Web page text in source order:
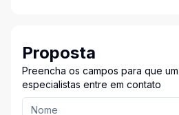
Proposta
Preencha os campos para que
especialistas entre em contato